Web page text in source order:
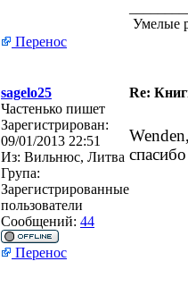
Умелые
Перенос
sagelo25
Re:
Частенько пишет
Зарегистрирован:
09/01/2013 22:51
Из: Вильнюс, Литва
Група:
Зарегистрированные
пользователи
Сообщений: 44
Перенос